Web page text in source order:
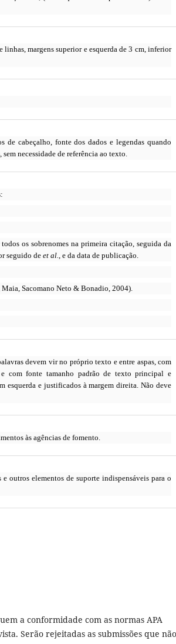
linhas, margens superior e esquerda de 3 cm, inferior
de cabeçalho, fonte dos dados e legendas quando
necessidade de referência ao texto.
os sobrenomes na primeira citação, seguida da
seguido de et al., e da data de publicação.
Sacomano Neto & Bonadio, 2004).
devem vir no próprio texto e entre aspas, com
com fonte tamanho padrão de texto principal e
esquerda e justificados à margem direita. Não deve
às agências de fomento.
outros elementos de suporte indispensáveis para o
a conformidade com as normas APA
Serão rejeitadas as submissões que não